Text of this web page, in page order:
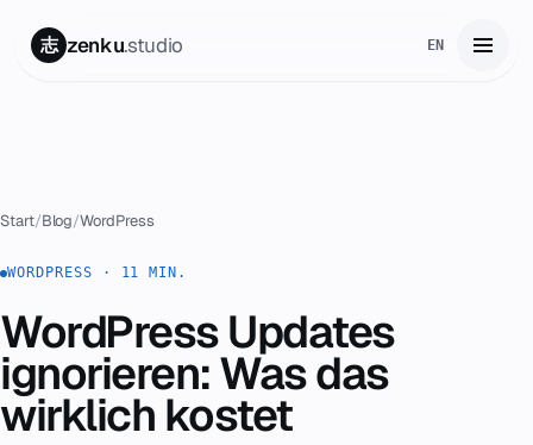
志 zenku.studio EN
02Leistungen
03Zenku Complete
04Projekte
05Preise
Start/Blog/WordPress
WORDPRESS · 11 MIN.
WordPress Updates
ignorieren: Was das
wirklich kostet